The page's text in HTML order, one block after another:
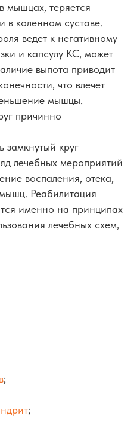
мышцах, теряется
в коленном суставе.
ведет к негативному
и капсулу КС, может
выпота приводит
что влечет
мышцы.
причинно
замкнутый круг
лечебных мероприятий
воспаления, отека,
Реабилитация
именно на принципах
лечебных схем,
;
;